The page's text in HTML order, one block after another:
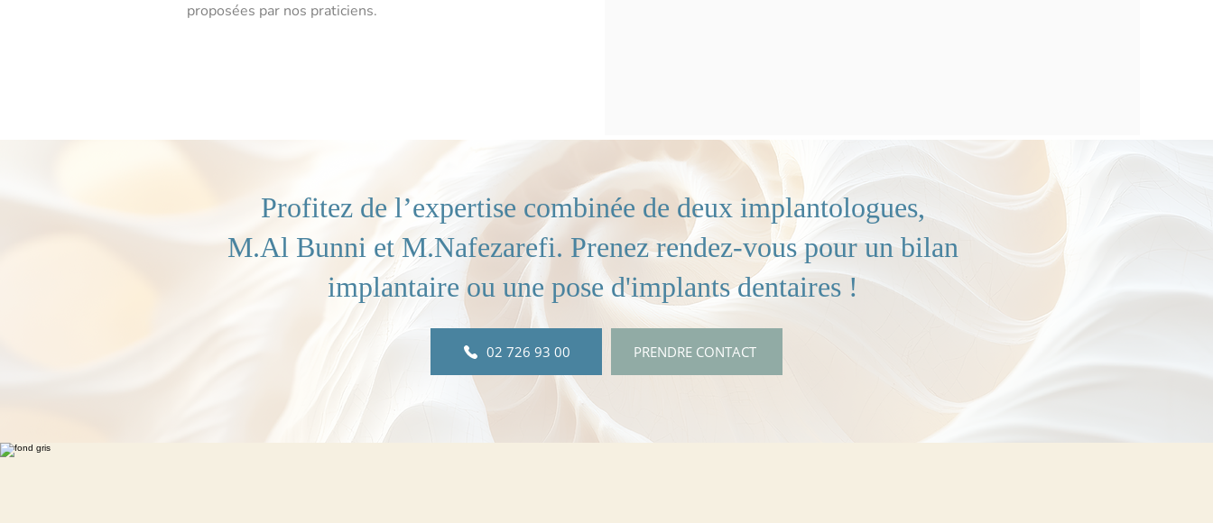
proposées par nos praticiens.
Profitez de l’expertise combinée de deux implantologues,
M.Al Bunni et M.Nafezarefi. Prenez rendez-vous pour un bilan
implantaire ou une pose d'implants dentaires !
02 726 93 00 PRENDRE CONTACT